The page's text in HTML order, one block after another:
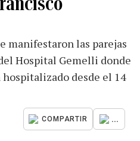
manifestaron las parejas
Hospital Gemelli donde
desde el 14
COMPARTIR ...